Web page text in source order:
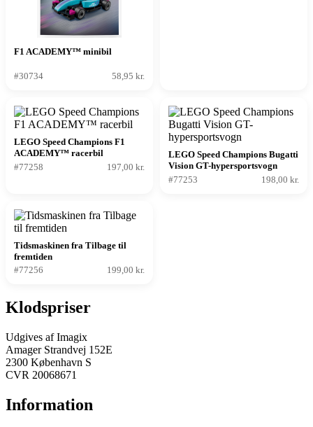
F1 ACADEMY™ minibil
#30734 58,95 kr.
LEGO Speed Champions F1
ACADEMY™ racerbil
#77258
197,00 kr.
LEGO Speed Champions Bugatti
Vision GT-hypersportsvogn
#77253
198,00 kr.
Tidsmaskinen fra Tilbage til
fremtiden
#77256
199,00 kr.
Klodspriser
Udgives af Imagix
Amager Strandvej 152E
2300 København S
CVR 20068671
Information